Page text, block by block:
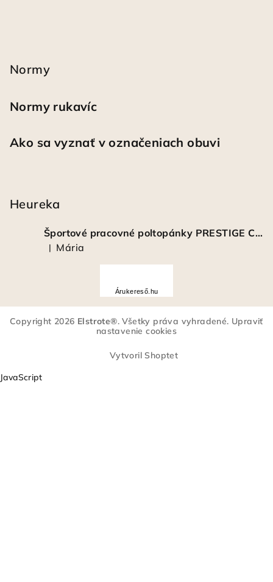
Normy
Normy rukavíc
Ako sa vyznať v označeniach obuvi
Heureka
Športové pracovné poltopánky PRESTIGE CLASSIC biele
Hodnotenie produktu je 5 z 5 hviezdičiek.
| Mária
u
e
Árukereső.hu
Copyright 2026 Elstrote®. Všetky práva vyhradené. Upraviť
nastavenie cookies
Vytvoril Shoptet
JavaScript